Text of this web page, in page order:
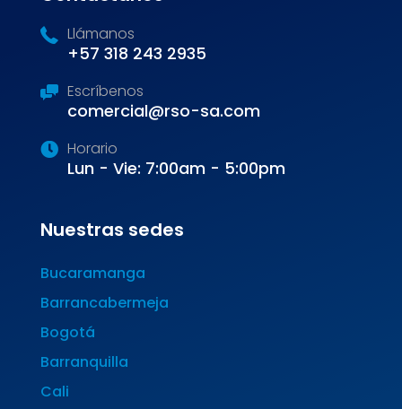
Llámanos
+57 318 243 2935
Escríbenos
comercial@rso-sa.com
Horario
Lun - Vie: 7:00am - 5:00pm
Nuestras sedes
Bucaramanga
Barrancabermeja
Bogotá
Barranquilla
Cali